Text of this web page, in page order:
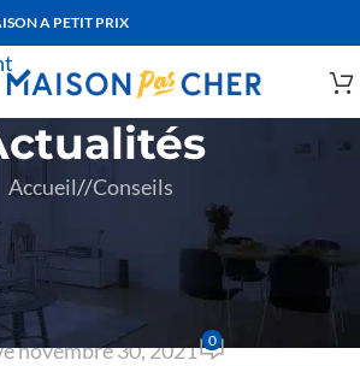
A PETIT PRIX
Accueil/ Conseils
un terrain en
diffus ?
novembre 30, 2021 0